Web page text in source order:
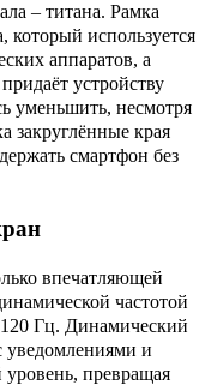
– титана. Рамка
который используется
аппаратов, а
устройству
уменьшить, несмотря
закруглённые края
смартфон без
впечатляющей
частотой
120 Гц. Динамический
уведомлениями и
превращая